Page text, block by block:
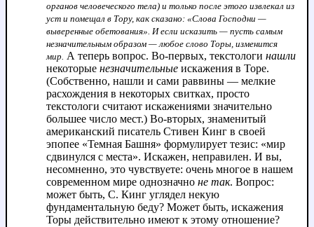
органов человеческого тела) и только после этого извлекал из
уст и помещал в Тору, как сказано: «Слова Господни —
выверенные обетования». И если исказить — пусть самым
незначительным образом — любое слово Торы, изменится
мир. А теперь вопрос. Во-первых, текстологи нашли
некоторые незначительные искажения в Торе.
(Собственно, нашли и сами раввины — мелкие
расхождения в некоторых свитках, просто
текстологи считают искажениями значительно
большее число мест.) Во-вторых, знаменитый
американский писатель Стивен Кинг в своей
эпопее «Темная Башня» формулирует тезис: «мир
сдвинулся с места». Искажен, неправилен. И вы,
несомненно, это чувствуете: очень многое в нашем
современном мире однозначно не так. Вопрос:
может быть, С. Кинг углядел некую
фундаментальную беду? Может быть, искажения
Торы действительно имеют к этому отношение?